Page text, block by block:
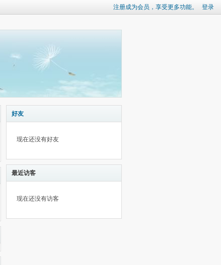
注册成为会员，享受更多功能。 登录
好友
现在还没有好友
最近访客
现在还没有访客